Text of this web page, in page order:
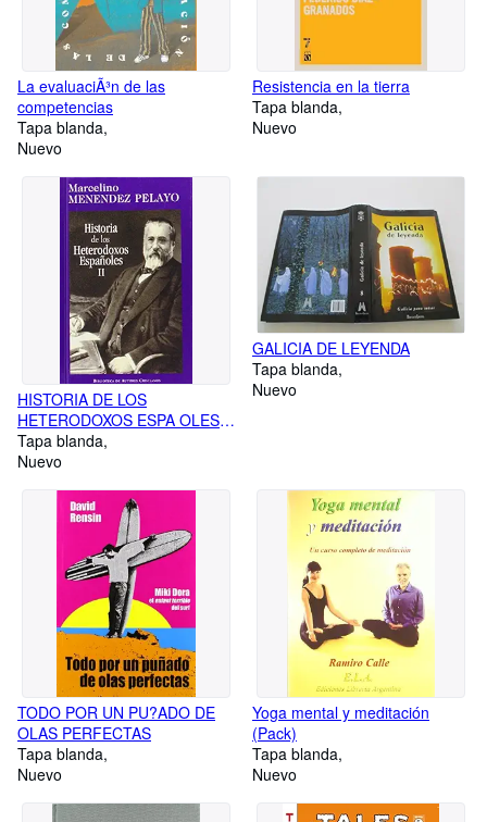
La evaluaciÃ³n de las
competencias
Tapa blanda
Nuevo
Resistencia en la tierra
Tapa blanda
Nuevo
HISTORIA DE LOS
HETERODOXOS ESPA OLES.
II: PROTESTANTISMO Y
SECTAS MISTICAS. REG
Tapa blanda
Nuevo
GALICIA DE LEYENDA
Tapa blanda
Nuevo
TODO POR UN PU?ADO DE
OLAS PERFECTAS
Tapa blanda
Nuevo
Yoga mental y meditación
(Pack)
Tapa blanda
Nuevo